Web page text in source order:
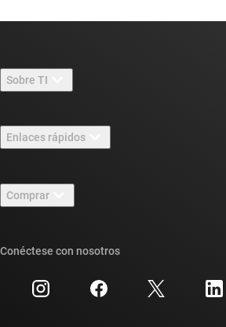
Sobre TI
Carreras laborales
Sala de redacción
Eventos
Relaciones con los inversionistas
Enlaces rápidos
Foros de soporte de diseño de TI E2E™
Búsqueda de referencias cruzadas
Centro de atención al cliente
Comprar
Conéctese con nosotros